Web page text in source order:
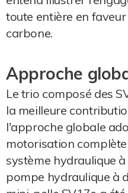
toute entière en
carbone.
Approche
Le trio composé des
la meilleure
l'approche globale
motorisation
système hydraulique
pompe hydraulique à